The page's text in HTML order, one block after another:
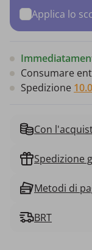
Applica lo
Consumare
Spedizione
Con
Spedizione
Metodi di
BRT